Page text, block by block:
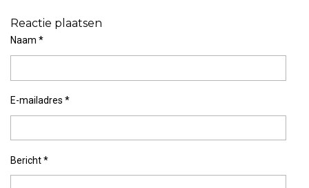
e
l
r
e
Reactie plaatsen
Naam *
E-mailadres *
Bericht *